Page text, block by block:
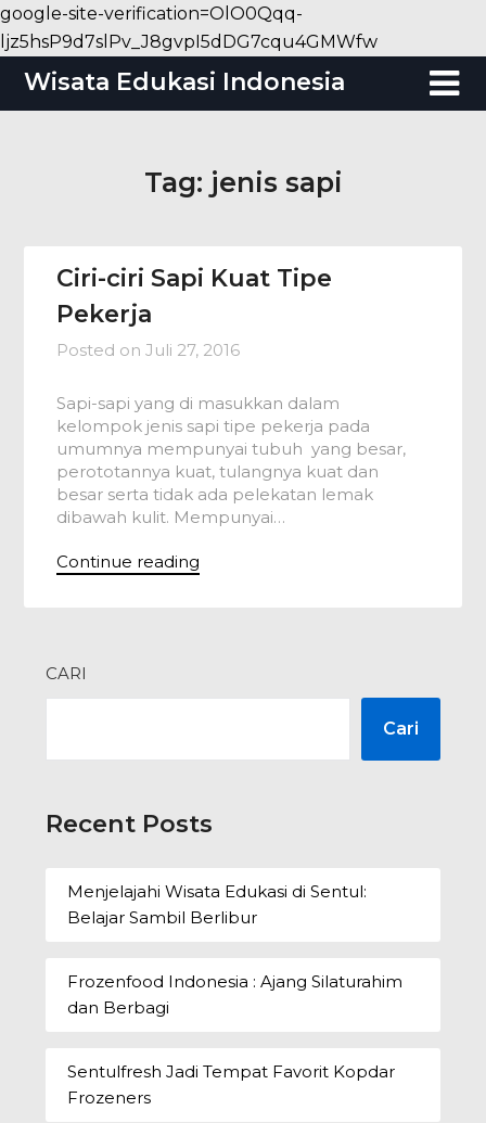
google-site-verification=OlO0Qqq-
ljz5hsP9d7slPv_J8gvpI5dDG7cqu4GMWfwSkip
content
Wisata Edukasi Indonesia
Tag: jenis sapi
Ciri-ciri Sapi Kuat Tipe
Pekerja
Posted onJuli 27, 2016
Sapi-sapi yang di masukkan dalam
kelompok jenis sapi tipe pekerja pada
umumnya mempunyai tubuh yang besar,
perototannya kuat, tulangnya kuat dan
besar serta tidak ada pelekatan lemak
dibawah kulit. Mempunyai…
Continue reading
CARI
Cari
Recent Posts
Menjelajahi Wisata Edukasi di Sentul:
Belajar Sambil Berlibur
Frozenfood Indonesia : Ajang Silaturahim
dan Berbagi
Sentulfresh Jadi Tempat Favorit Kopdar
Frozeners